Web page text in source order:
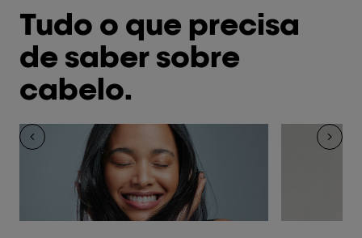
Tudo o que precisa
de saber sobre
cabelo.